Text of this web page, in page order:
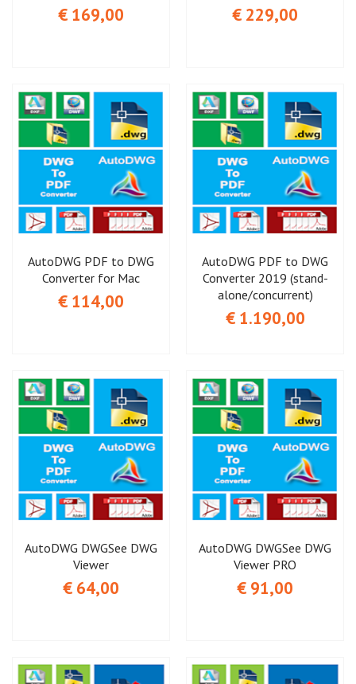
€ 169,00 € 229,00
AutoDWG PDF to DWG
Converter for Mac
€ 114,00
AutoDWG PDF to DWG
Converter 2019 (stand-
alone/concurrent)
€ 1.190,00
AutoDWG DWGSee DWG
Viewer
€ 64,00
AutoDWG DWGSee DWG
Viewer PRO
€ 91,00